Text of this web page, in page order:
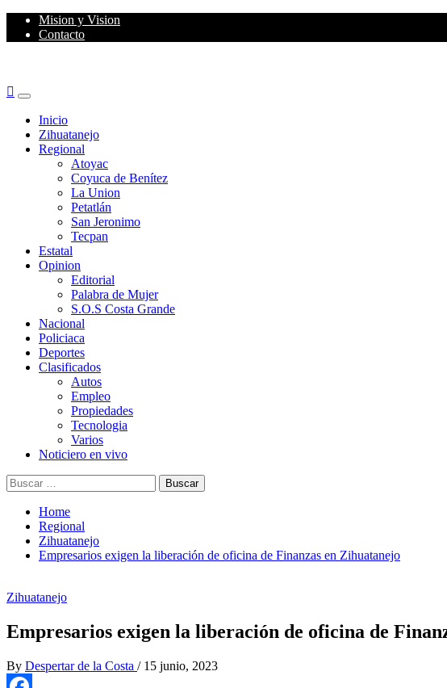
Skip
Mision y Vision
Contacto
Primary
MenuInicio
Zihuatanejo
Regional
Atoyac
Coyuca de Benítez
La Union
Petatlán
San Jeronimo
Tecpan
Estatal
Opinion
Editorial
Palabra de Mujer
S.O.S Costa Grande
Nacional
Policiaca
Deportes
Clasificados
Autos
Empleo
Propiedades
Tecnologia
Varios
Noticiero en vivo
Buscar:
Home
Regional
Zihuatanejo
Empresarios exigen la liberación de oficina de Finanzas en Zihuatanejo
Zihuatanejo
Empresarios exigen la liberación de oficina de
By Despertar de la Costa / 15 junio, 2023